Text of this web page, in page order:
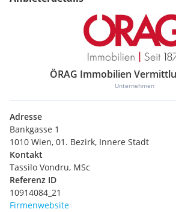
ÖRAG Immobilien
Unternehmen
Adresse
Bankgasse 1
1010 Wien, 01. Bezirk, Innere Stadt
Kontakt
Tassilo Vondru, MSc
Referenz ID
10914084_21
Firmenwebsite